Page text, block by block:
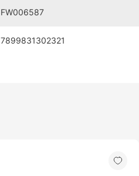
FW006587
7899831302321